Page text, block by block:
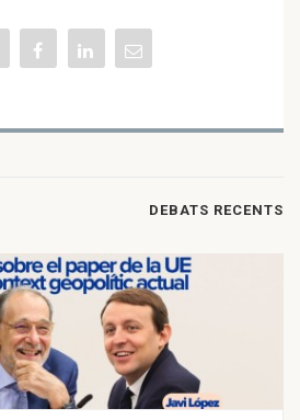
DEBATS RECENTS